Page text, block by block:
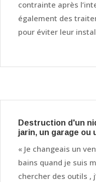
contrainte après
également des
pour éviter leur
Destruction d'un
jarin, un garage ou
« Je changeais un
bains quand je suis
chercher des outils ,